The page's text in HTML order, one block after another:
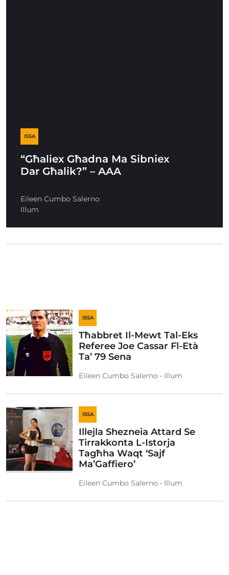
ISSA
“Għaliex Għadna Ma Sibniex
Dar Għalik?” – AAA
Eileen Cumbo Salerno
Illum
ISSA
Tħabbret Il-Mewt Tal-Eks
Referee Joe Cassar Fl-Età
Ta’ 79 Sena
Eileen Cumbo Salerno • Illum
ISSA
Illejla Shezneia Attard Se
Tirrakkonta L-Istorja
Tagħha Waqt ‘Sajf
Ma’Gaffiero’
Eileen Cumbo Salerno • Illum